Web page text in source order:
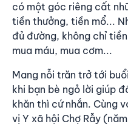
có một góc riêng cất
tiền thưởng, tiền mổ...
đủ đường, không chỉ
mua máu, mua cơm...
Mang nỗi trăn trở tới
khi bạn bè ngỏ lời giúp
khăn thì cứ nhắn. Cùng
vị Y xã hội Chợ Rẫy